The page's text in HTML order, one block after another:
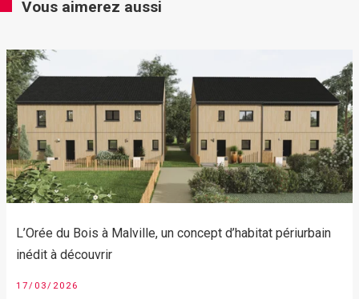
Vous aimerez aussi
L’Orée du Bois à Malville, un concept d’habitat périurbain
inédit à découvrir
17/03/2026